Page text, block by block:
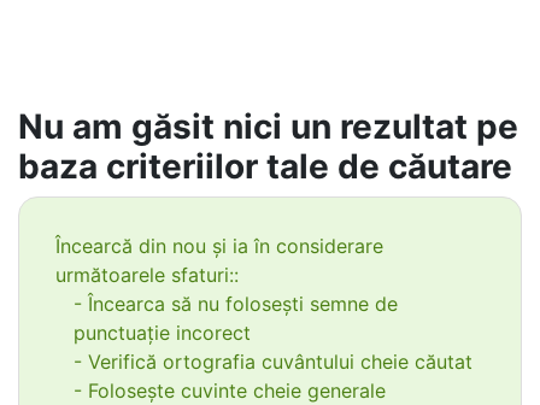
Nu am găsit nici un rezultat pe
baza criteriilor tale de căutare
Încearcă din nou și ia în considerare
următoarele sfaturi::
- Încearca să nu folosești semne de
punctuație incorect
- Verifică ortografia cuvântului cheie căutat
- Folosește cuvinte cheie generale